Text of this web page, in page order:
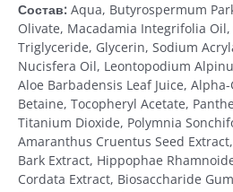
Состав: Aqua, Butyrospermum
Olivate, Macadamia Integrifolia
Triglyceride, Glycerin, Sodium
Nucisfera Oil, Leontopodium
Aloe Barbadensis Leaf Juice,
Betaine, Tocopheryl Acetate,
Titanium Dioxide, Polymnia
Amaranthus Cruentus Seed
Bark Extract, Hippophae
Cordata Extract, Biosaccharide